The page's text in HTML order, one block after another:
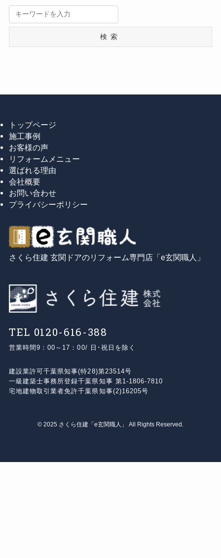
検索
さくら住建 玄関ドアのリフォーム専門店「e玄関職人」
TEL 0120-616-388
営業時間9：00～17：00/ 日･祝日を除く
建設業許可千葉県知事(特28)第23514号
⼀級建築⼠事務所登録千葉県知事 第1-1806-7810
宅地建物取引業者免許千葉県知事(2)16205号
トップページ
施工事例
お客様の声
リフォームメニュー
選ばれる理由
会社概要
お問い合わせ
プライバシーポリシー
© 2025 さくら住建「e玄関職人」 All Rights Reserved.